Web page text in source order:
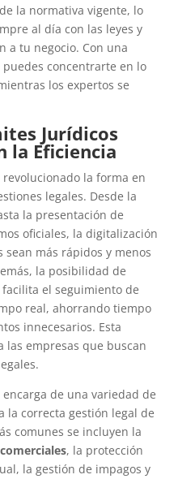
la normativa vigente, lo
al día con las leyes y
a tu negocio. Con una
concentrarte en lo
los expertos se
Jurídicos
la Eficiencia
la forma en
legales. Desde la
la presentación de
oficiales, la digitalización
más rápidos y menos
la posibilidad de
el seguimiento de
real, ahorrando tiempo
innecesarios. Esta
las empresas que buscan
de una variedad de
la correcta gestión legal de
comunes se incluyen la
, la protección
la gestión de impagos y